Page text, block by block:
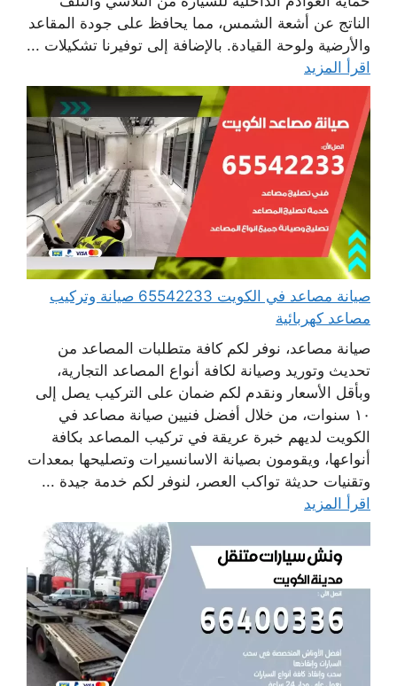
الناتج عن أشعة الشمس، مما يحافظ على جودة المقاعد
والأرضية ولوحة القيادة. بالإضافة إلى توفيرنا تشكيلات ...
اقرأ المزيد
صيانة مصاعد في الكويت 65542233 صيانة وتركيب
مصاعد كهربائية
صيانة مصاعد، نوفر لكم كافة متطلبات المصاعد من
تحديث وتوريد وصيانة لكافة أنواع المصاعد التجارية،
وبأقل الأسعار ونقدم لكم ضمان على التركيب يصل إلى
١٠ سنوات، من خلال أفضل فنيين صيانة مصاعد في
الكويت لديهم خبرة عريقة في تركيب المصاعد بكافة
أنواعها، ويقومون بصيانة الاسانسيرات وتصليحها بمعدات
وتقنيات حديثة تواكب العصر، لنوفر لكم خدمة جيدة ...
اقرأ المزيد